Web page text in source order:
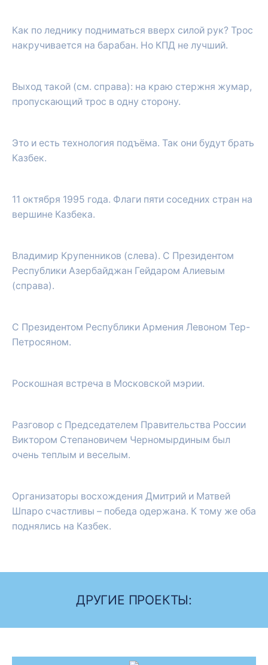
Как по леднику подниматься вверх силой рук? Трос
накручивается на барабан. Но КПД не лучший.
Выход такой (см. справа): на краю стержня жумар,
пропускающий трос в одну сторону.
Это и есть технология подъёма. Так они будут брать
Казбек.
11 октября 1995 года. Флаги пяти соседних стран на
вершине Казбека.
Владимир Крупенников (слева). С Президентом
Республики Азербайджан Гейдаром Алиевым
(справа).
С Президентом Республики Армения Левоном Тер-
Петросяном.
Роскошная встреча в Московской мэрии.
Разговор с Председателем Правительства России
Виктором Степановичем Черномырдиным был
очень теплым и веселым.
Организаторы восхождения Дмитрий и Матвей
Шпаро счастливы – победа одержана. К тому же оба
поднялись на Казбек.
ДРУГИЕ ПРОЕКТЫ: